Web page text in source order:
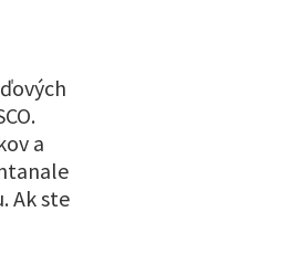
a
Ak ste